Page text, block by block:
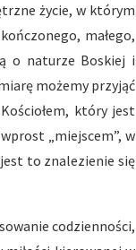
życie, w którym
małego,
o naturze Boskiej i
możemy przyjąć
który jest
„miejscem”, w
to znalezienie się
codzienności,